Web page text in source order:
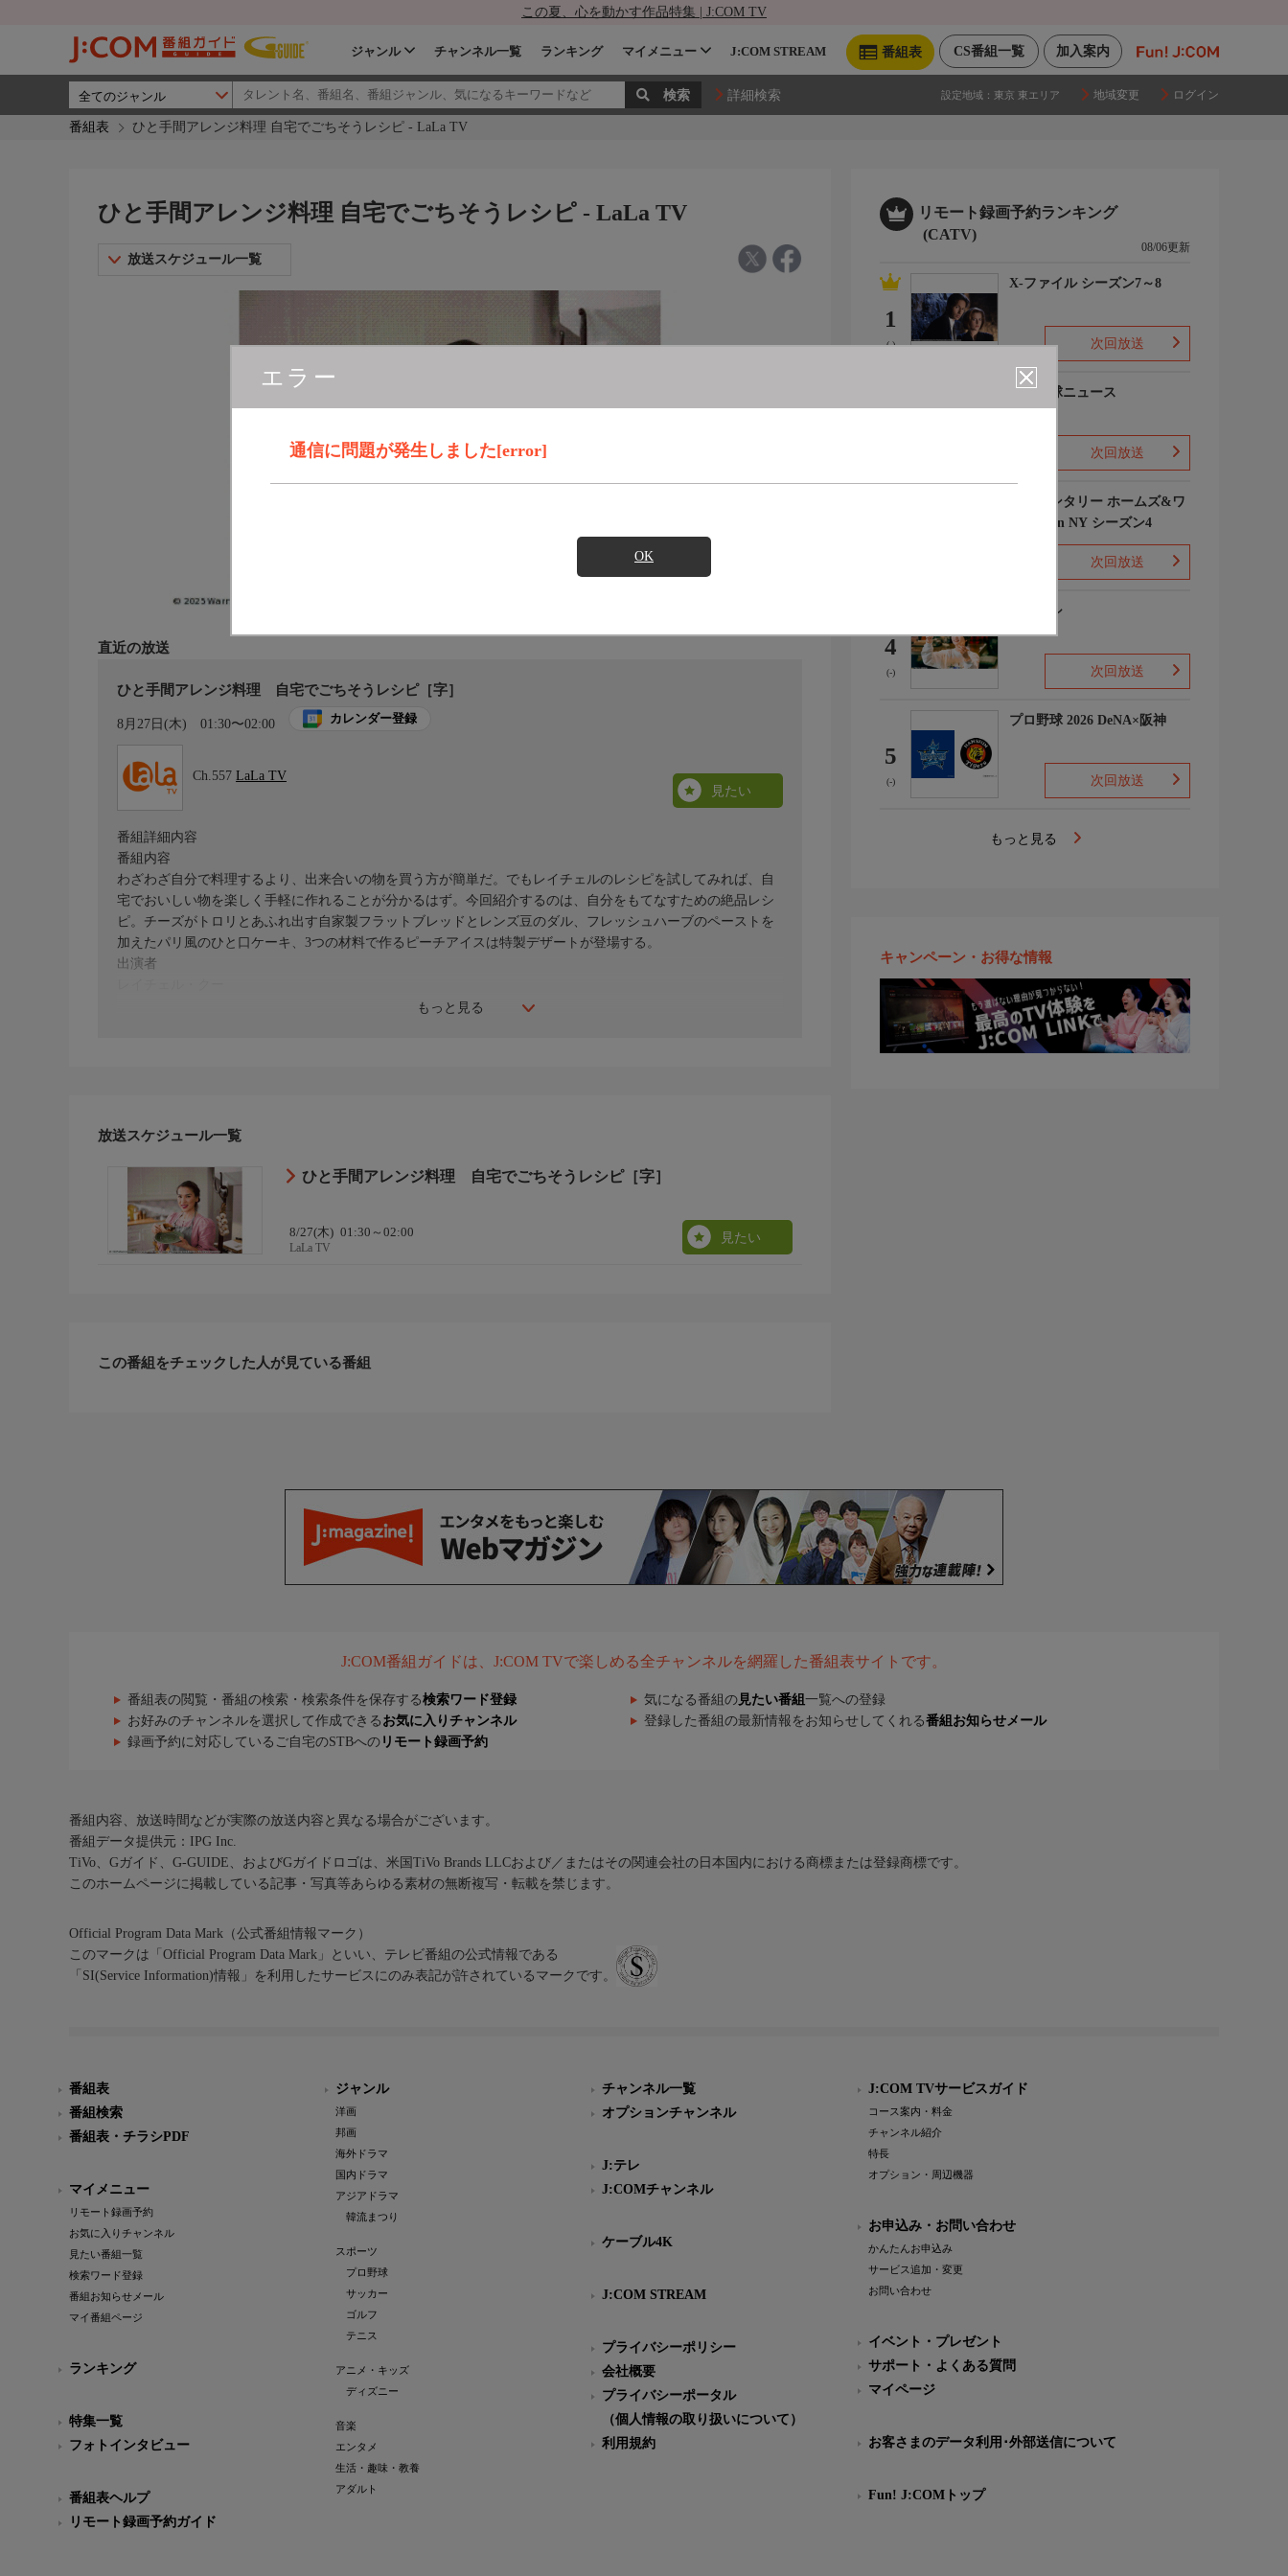
この夏、心を動かす作品特集 | J:COM TV
加入案内
CS番組一覧
番組表
ジャンル チャンネル一覧 ランキング マイメニュー J:COM STREAM
詳細検索 設定地域： 東京 東エリア 地域変更 ログイン
番組表 ひと手間アレンジ料理 自宅でごちそうレシピ - LaLa TV
エラー
通信に問題が発生しました[error]
OK
ひと手間アレンジ料理 自宅でごちそうレシピ - LaLa TV
放送スケジュール一覧
直近の放送
ひと手間アレンジ料理 自宅でごちそうレシピ［字］
8月27日(木) 01:30〜02:00 カレンダー登録
Ch.557 LaLa TV
見たい
もっと見る
番組詳細内容
番組内容
わざわざ自分で料理するより、出来合いの物を買う方が簡単だ。でもレイチェルのレシピを試してみれば、自
宅でおいしい物を楽しく手軽に作れることが分かるはず。今回紹介するのは、自分をもてなすための絶品レシ
ピ。チーズがトロリとあふれ出す自家製フラットブレッドとレンズ豆のダル、フレッシュハーブのペーストを
加えたパリ風のひと口ケーキ、3つの材料で作るピーチアイスは特製デザートが登場する。
出演者
放送スケジュール一覧
ひと手間アレンジ料理 自宅でごちそうレシピ［字］
8/27(木) 01:30～02:00
LaLa TV
見たい
この番組をチェックした人が見ている番組
リモート録画予約ランキング
(CATV)
08/06更新
1
(-)
X-ファイル シーズン7～8
次回放送
プロ野球ニュース
次回放送
エレメンタリー ホームズ&ワ
トソン in NY シーズン4
次回放送
4
(-)
下山メシ
次回放送
5
(-)
プロ野球 2026 DeNA×阪神
次回放送
もっと見る
キャンペーン・お得な情報
J:COM番組ガイドは、J:COM TVで楽しめる全チャンネルを網羅した番組表サイトです。
番組表の閲覧・番組の検索・検索条件を保存する検索ワード登録 気になる番組の 見たい番組 一覧への登録
お好みのチャンネルを選択して作成できる お気に入りチャンネル 登録した番組の最新情報をお知らせしてくれる番組お知らせメール
録画予約に対応しているご自宅のSTBへの リモート録画予約
番組内容、放送時間などが実際の放送内容と異なる場合がございます。
番組データ提供元：IPG Inc.
TiVo、Gガイド、G-GUIDE、およびGガイドロゴは、米国TiVo Brands LLCおよび／またはその関連会社の日本国内における商標または登録商標です。
このホームページに掲載している記事・写真等あらゆる素材の無断複写・転載を禁じます。
Official Program Data Mark（公式番組情報マーク）
このマークは「Official Program Data Mark」といい、テレビ番組の公式情報である
「SI(Service Information)情報」を利用したサービスにのみ表記が許されているマークです。
番組表
番組検索
番組表・チラシPDF
マイメニュー
リモート録画予約
お気に入りチャンネル
見たい番組一覧
検索ワード登録
番組お知らせメール
マイ番組ページ
ランキング
特集一覧
フォトインタビュー
番組表ヘルプ
リモート録画予約ガイド
ジャンル
洋画
邦画
海外ドラマ
国内ドラマ
アジアドラマ
韓流まつり
スポーツ
プロ野球
サッカー
ゴルフ
テニス
アニメ・キッズ
ディズニー
音楽
エンタメ
生活・趣味・教養
アダルト
チャンネル一覧
オプションチャンネル
J:テレ
J:COMチャンネル
ケーブル4K
J:COM STREAM
プライバシーポリシー
会社概要
プライバシーポータル
（個人情報の取り扱いについて）
利用規約
J:COM TVサービスガイド
コース案内・料金
チャンネル紹介
特長
オプション・周辺機器
お申込み・お問い合わせ
かんたんお申込み
サービス追加・変更
お問い合わせ
イベント・プレゼント
サポート・よくある質問
マイページ
お客さまのデータ利用･外部送信について
Fun! J:COMトップ